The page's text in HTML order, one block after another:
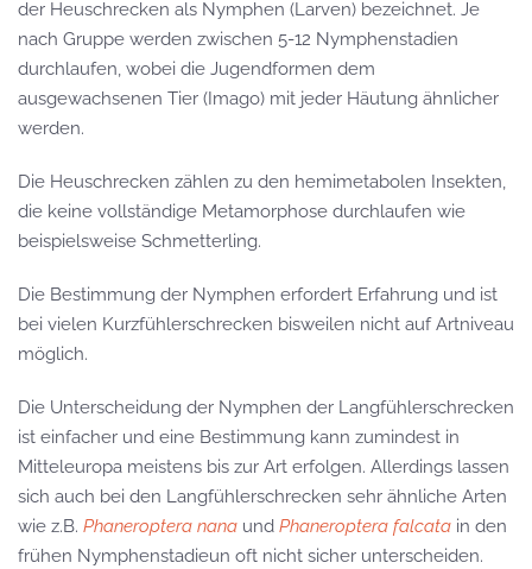
der Heuschrecken als Nymphen (Larven) bezeichnet. Je
nach Gruppe werden zwischen 5-12 Nymphenstadien
durchlaufen, wobei die Jugendformen dem
ausgewachsenen Tier (Imago) mit jeder Häutung ähnlicher
werden.
Die Heuschrecken zählen zu den hemimetabolen Insekten,
die keine vollständige Metamorphose durchlaufen wie
beispielsweise Schmetterling.
Die Bestimmung der Nymphen erfordert Erfahrung und ist
bei vielen Kurzfühlerschrecken bisweilen nicht auf Artniveau
möglich.
Die Unterscheidung der Nymphen der Langfühlerschrecken
ist einfacher und eine Bestimmung kann zumindest in
Mitteleuropa meistens bis zur Art erfolgen. Allerdings lassen
sich auch bei den Langfühlerschrecken sehr ähnliche Arten
wie z.B. Phaneroptera nana und Phaneroptera falcata in den
frühen Nymphenstadieun oft nicht sicher unterscheiden.